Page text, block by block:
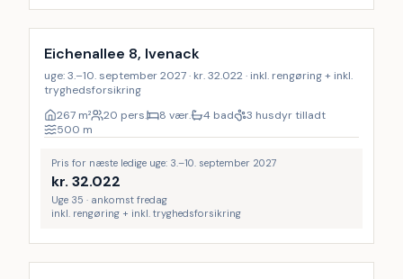
Inkl. rengøring
Eichenallee 8, Ivenack
uge: 3.–10. september 2027 · kr. 32.022 · inkl. rengøring + inkl.
tryghedsforsikring
267 m² 20 pers. 8 vær. 4 bad
3 husdyr tilladt
500 m
Pris for næste ledige uge: 3.–10. september 2027
kr. 32.022
Uge 35 · ankomst fredag
inkl. rengøring + inkl. tryghedsforsikring
Inkl. rengøring